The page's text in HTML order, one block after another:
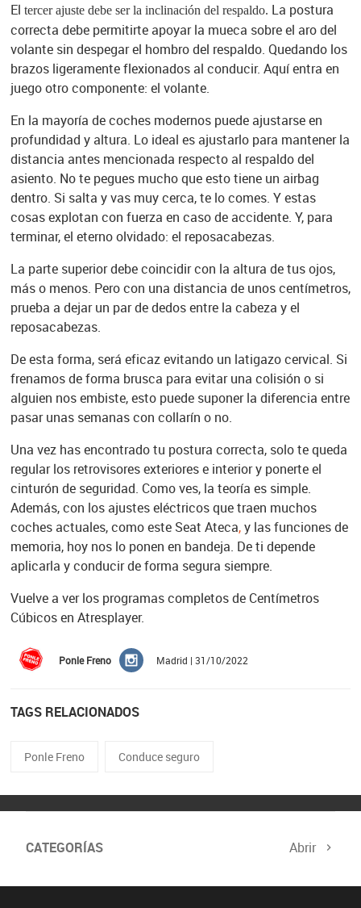
El tercer ajuste debe ser la inclinación del respaldo. La postura
correcta debe permitirte apoyar la mueca sobre el aro del
volante sin despegar el hombro del respaldo. Quedando los
brazos ligeramente flexionados al conducir. Aquí entra en
juego otro componente: el volante.
En la mayoría de coches modernos puede ajustarse en
profundidad y altura. Lo ideal es ajustarlo para mantener la
distancia antes mencionada respecto al respaldo del
asiento. No te pegues mucho que esto tiene un airbag
dentro. Si salta y vas muy cerca, te lo comes. Y estas
cosas explotan con fuerza en caso de accidente. Y, para
terminar, el eterno olvidado: el reposacabezas.
La parte superior debe coincidir con la altura de tus ojos,
más o menos. Pero con una distancia de unos centímetros,
prueba a dejar un par de dedos entre la cabeza y el
reposacabezas.
De esta forma, será eficaz evitando un latigazo cervical. Si
frenamos de forma brusca para evitar una colisión o si
alguien nos embiste, esto puede suponer la diferencia entre
pasar unas semanas con collarín o no.
Una vez has encontrado tu postura correcta, solo te queda
regular los retrovisores exteriores e interior y ponerte el
cinturón de seguridad. Como ves, la teoría es simple.
Además, con los ajustes eléctricos que traen muchos
coches actuales, como este Seat Ateca,y las funciones de
memoria, hoy nos lo ponen en bandeja. De ti depende
aplicarla y conducir de forma segura siempre.
Vuelve a ver los programas completos de Centímetros
Cúbicos en Atresplayer.
Ponle Freno Madrid | 31/10/2022
TAGS RELACIONADOS
Ponle Freno Conduce seguro
CATEGORÍAS Abrir